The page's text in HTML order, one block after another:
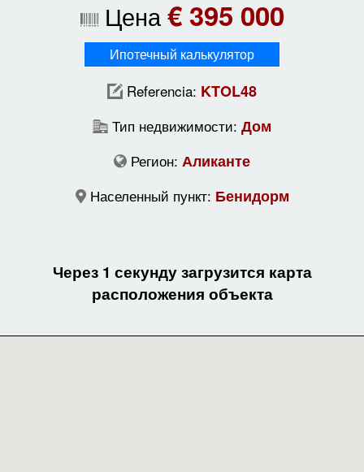
Цена€ 395 000
Ипотечный калькулятор
Referencia: KTOL48
Тип недвижимости: Дом
Регион: Аликанте
Населенный пункт: Бенидорм
Через 1 секунду загрузится карта
расположения объекта